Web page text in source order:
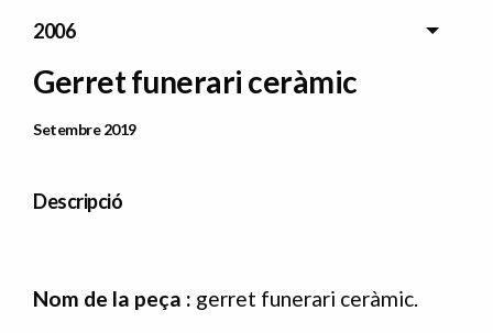
2006
Gerret funerari ceràmic
Data Publicació
Setembre 2019
Descripció
Nom de la peça : gerret funerari ceràmic.